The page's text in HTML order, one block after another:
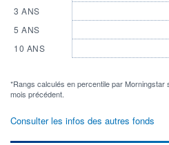
3 ANS
5 ANS
10 ANS
*Rangs calculés en percentile par Morningstar
mois précédent.
Consulter les infos des autres fonds